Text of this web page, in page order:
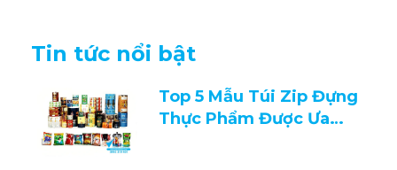
Tin tức nổi bật
Top 5 Mẫu Túi Zip Đựng
Thực Phẩm Được Ưa